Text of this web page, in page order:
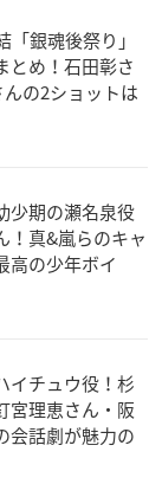
旦那が何を言ってい
るかわからない件
風林寺美羽
「銀魂後祭り」
とめ！石田彰さ
の2ショットは
少期の瀬名泉役
！真&嵐らのキャ
高の少年ボイ
イチュウ役！杉
宮理恵さん・阪
会話劇が魅力の